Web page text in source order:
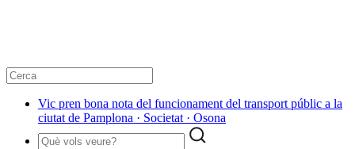
Vic pren bona nota del funcionament del transport públic a la
ciutat de Pamplona · Societat · Osona